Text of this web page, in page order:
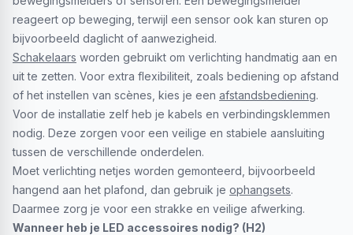
reageert op beweging, terwijl een sensor ook kan sturen op
bijvoorbeeld daglicht of aanwezigheid.
Schakelaars worden gebruikt om verlichting handmatig aan en
uit te zetten. Voor extra flexibiliteit, zoals bediening op afstand
of het instellen van scènes, kies je een afstandsbediening.
Voor de installatie zelf heb je kabels en verbindingsklemmen
nodig. Deze zorgen voor een veilige en stabiele aansluiting
tussen de verschillende onderdelen.
Moet verlichting netjes worden gemonteerd, bijvoorbeeld
hangend aan het plafond, dan gebruik je ophangsets.
Daarmee zorg je voor een strakke en veilige afwerking.
Wanneer heb je LED accessoires nodig? (H2)